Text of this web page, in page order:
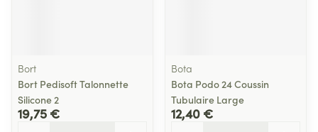
Bort
Bort Pedisoft Talonnette
Silicone 2
19,75 €
Bota
Bota Podo 24 Coussin
Tubulaire Large
12,40 €